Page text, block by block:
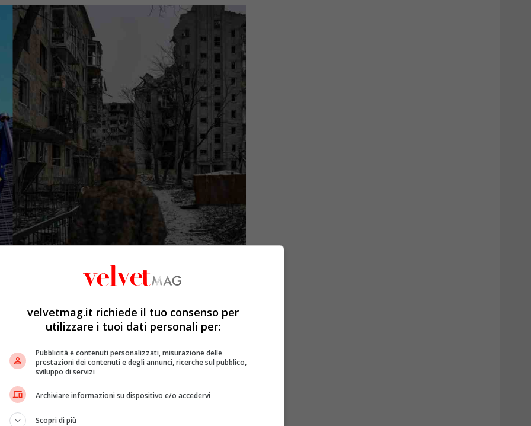
c’è stato un lungofaccia a facciainformale tra
in una sala per fare il punto sui principali
anche il cancelliere tedesco
. Un
bene
sull’ingresso dell’Ucraina nella Ue? “Sono
uno dell’Eliseo.
velvetmag.it richiede il tuo consenso per
utilizzare i tuoi dati personali per:
Pubblicità e contenuti personalizzati, misurazione delle
prestazioni dei contenuti e degli annunci, ricerche sul pubblico,
sviluppo di servizi
Archiviare informazioni su dispositivo e/o accedervi
Scopri di più